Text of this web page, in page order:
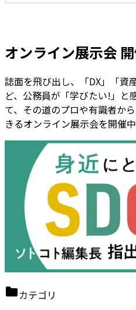
オンライン展示会 開
誌面を飛び出し、「DX」「資
ど、公務員が「学びたい!」と
て、その道のプロや有識者か
きるオンライン展示会を開催中
カテゴリ